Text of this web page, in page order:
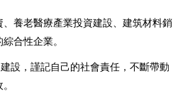
養老醫療產業投資建設、建筑材料銷
合性企業。
設，謹記自己的社會責任，不斷帶動